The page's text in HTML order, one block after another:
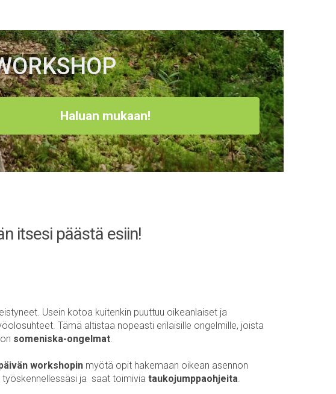
Haluan mukaan!
itsesi päästä esiin!
Usein kotoa kuitenkin puuttuu oikeanlaiset ja
Tämä altistaa nopeasti erilaisille ongelmille, joista
someniska-ongelmat.
workshopin myötä opit hakemaan oikean asennon
työskennellessäsi ja saat toimivia taukojumppaohjeita.